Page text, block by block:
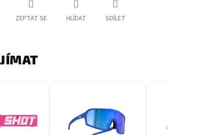
ZEPTAT SE HLÍDAT SDÍLET